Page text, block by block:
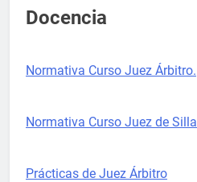
Docencia
Normativa Curso Juez Árbitro.
Normativa Curso Juez de Silla
Prácticas de Juez Árbitro